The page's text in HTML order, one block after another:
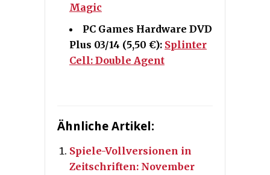
Magic
PC Games Hardware DVD
Plus 03/14 (5,50 €): Splinter
Cell: Double Agent
Ähnliche Artikel:
Spiele-Vollversionen in
Zeitschriften: November